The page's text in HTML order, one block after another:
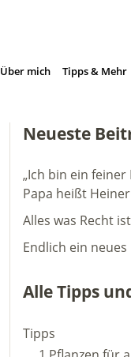
Über mich Tipps & Mehr
Neueste
„Ich bin ein
Papa heißt
Alles was Recht
Endlich ein
Alle Tipps
Tipps